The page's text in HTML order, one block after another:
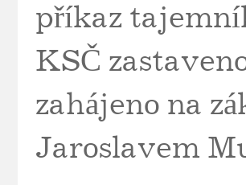
příkaz
KSČ
zahájeno na
Jaroslavem